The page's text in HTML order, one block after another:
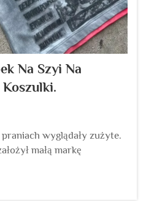
Na Szyi Na
Koszulki.
wyglądały zużyte.
małą markę
koszulek wyglądała
opakowania. Materiał miał
ostre. Jednak po tym,